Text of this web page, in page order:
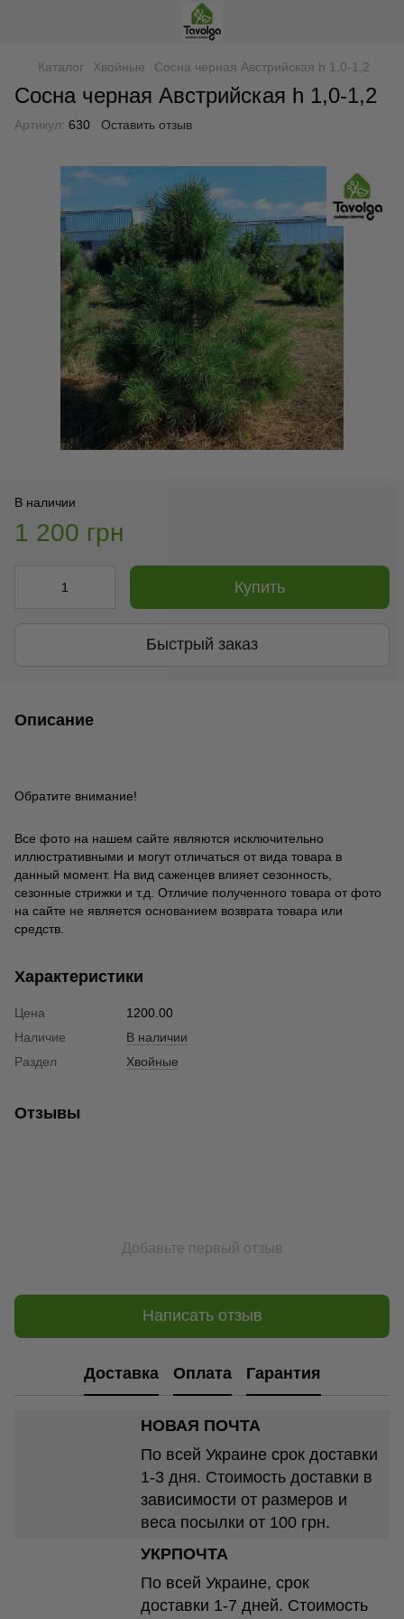
Каталог Хвойные Сосна черная Австрийская h 1,0-1,2
Сосна черная Австрийская h 1,0-1,2
Артикул: 630 Оставить отзыв
В наличии
1 200 грн
Купить
Быстрый заказ
Описание
Обратите внимание!
Все фото на нашем сайте являются исключительно
иллюстративными и могут отличаться от вида товара в
данный момент. На вид саженцев влияет сезонность,
сезонные стрижки и т.д. Отличие полученного товара от фото
на сайте не является основанием возврата товара или
средств.
Характеристики
Цена
1200.00
Наличие
В наличии
Раздел
Хвойные
Отзывы
Добавьте первый отзыв
Написать отзыв
Доставка Оплата Гарантия
НОВАЯ ПОЧТА
По всей Украине срок доставки
1-3 дня. Стоимость доставки в
зависимости от размеров и
веса посылки от 100 грн.
УКРПОЧТА
По всей Украине, срок
доставки 1-7 дней. Стоимость